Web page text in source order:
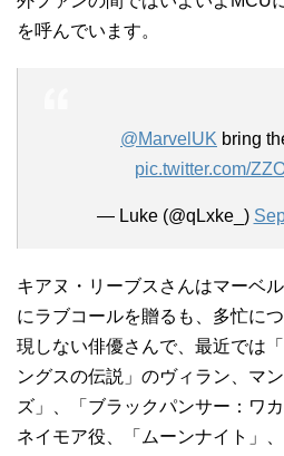
を呼んでいます。
@MarvelUK bring
pic.twitter.com/
— Luke (@qLxke_)
キアヌ・リーブスさんはマーベ
にラブコールを贈るも、多忙に
現しない俳優さんで、最近では
ングスの伝説」のヴィラン、マ
ズ」、「ブラックパンサー：ワ
ネイモア役、「ムーンナイト」